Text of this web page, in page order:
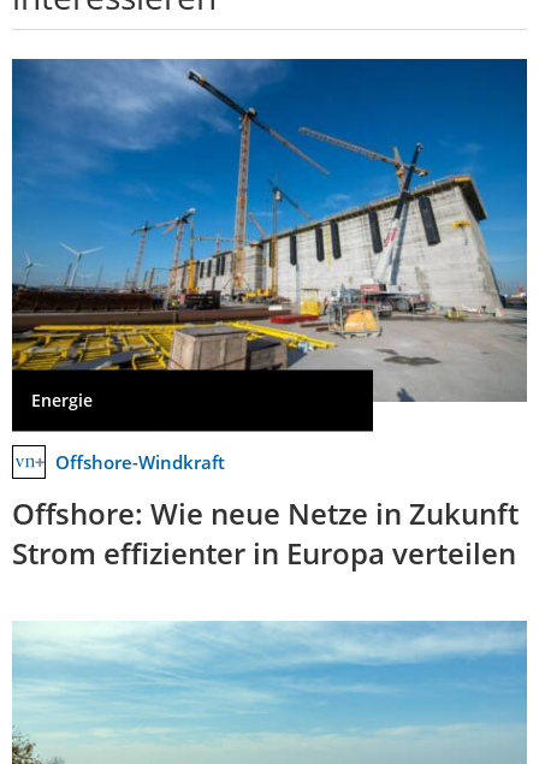
Energie
Offshore-Windkraft
Offshore: Wie neue Netze in Zukunft
Strom effizienter in Europa verteilen